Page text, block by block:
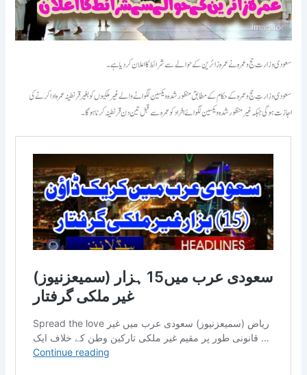
سعودی وزارت حج و عمرہ نے عمرہ زائرین کے حوالے سے شرائط کا اعلان کردیا ہے۔
سعودی وزارتِ حج و عمرہ کے حکام کے مطابق منظور شدہ ویکسین لگوانے والے غیر ملکیوں کو بغیر قرنطینہ عمرہ ادا کرنے کی
اجازت ہوگی جبکہ غیرمنظور شدہ ویکسین لگوائے افراد کو عمرہ سے قبل تین دن قرنطینہ کرنا ہوگا۔